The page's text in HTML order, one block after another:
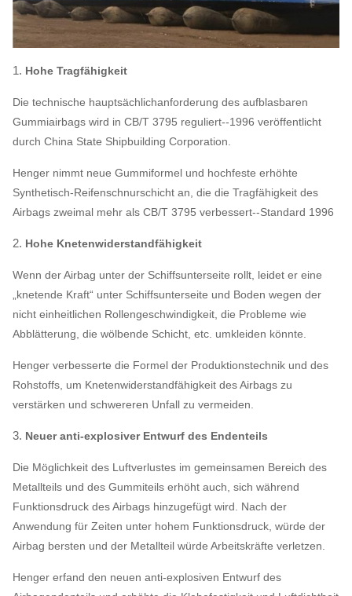
1. Hohe Tragfähigkeit
Die technische hauptsächlichanforderung des aufblasbaren
Gummiairbags wird in CB/T 3795 reguliert--1996 veröffentlicht
durch China State Shipbuilding Corporation.
Henger nimmt neue Gummiformel und hochfeste erhöhte
Synthetisch-Reifenschnurschicht an, die die Tragfähigkeit des
Airbags zweimal mehr als CB/T 3795 verbessert--Standard 1996
2. Hohe Knetenwiderstandfähigkeit
Wenn der Airbag unter der Schiffsunterseite rollt, leidet er eine
„knetende Kraft“ unter Schiffsunterseite und Boden wegen der
nicht einheitlichen Rollengeschwindigkeit, die Probleme wie
Abblätterung, die wölbende Schicht, etc. umkleiden könnte.
Henger verbesserte die Formel der Produktionstechnik und des
Rohstoffs, um Knetenwiderstandfähigkeit des Airbags zu
verstärken und schwereren Unfall zu vermeiden.
3. Neuer anti-explosiver Entwurf des Endenteils
Die Möglichkeit des Luftverlustes im gemeinsamen Bereich des
Metallteils und des Gummiteils erhöht auch, sich während
Funktionsdruck des Airbags hinzugefügt wird. Nach der
Anwendung für Zeiten unter hohem Funktionsdruck, würde der
Airbag bersten und der Metallteil würde Arbeitskräfte verletzen.
Henger erfand den neuen anti-explosiven Entwurf des